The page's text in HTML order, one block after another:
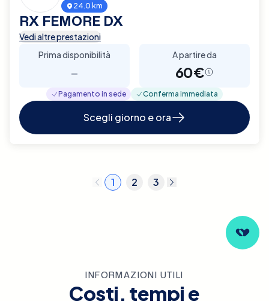
24.0 km
RX FEMORE DX
Vedi altre prestazioni
Prima disponibilità
-
A partire da
60€
Pagamento in sede Conferma immediata
Scegli giorno e ora
1 2 3
INFORMAZIONI UTILI
Costi, tempi e